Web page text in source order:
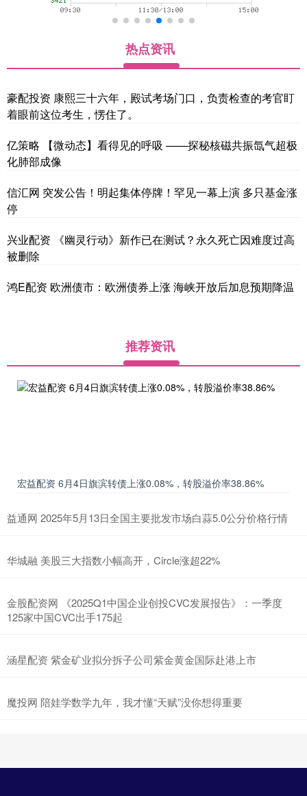
热点资讯
豪配投资 康熙三十六年，殿试考场门口，负责检查的考官盯
着眼前这位考生，愣住了。
亿策略 【微动态】看得见的呼吸 ——探秘核磁共振氙气超极
化肺部成像
信汇网 突发公告！明起集体停牌！罕见一幕上演 多只基金涨
停
兴业配资 《幽灵行动》新作已在测试？永久死亡因难度过高
被删除
鸿E配资 欧洲债市：欧洲债券上涨 海峡开放后加息预期降温
推荐资讯
宏益配资 6月4日旗滨转债上涨0.08%，转股溢价率38.86%
益通网 2025年5月13日全国主要批发市场白蒜5.0公分价格行情
华城融 美股三大指数小幅高开，Circle涨超22%
金股配资网 《2025Q1中国企业创投CVC发展报告》：一季度
125家中国CVC出手175起
涵星配资 紫金矿业拟分拆子公司紫金黄金国际赴港上市
魔投网 陪娃学数学九年，我才懂“天赋”没你想得重要